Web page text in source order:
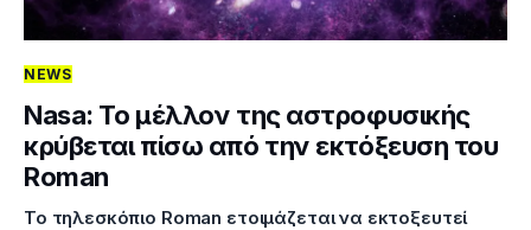
NEWS
Nasa: Το μέλλον της αστροφυσικής
κρύβεται πίσω από την εκτόξευση του
Roman
Το τηλεσκόπιο Roman ετοιμάζεται να εκτοξευτεί